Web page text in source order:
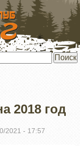
2018 год
2021 - 17:57